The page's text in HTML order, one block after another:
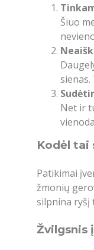
Šiuo
Net ir
Kodėl tai
Patikimai
žmonių
silpnina ryšį
Žvilgsnis